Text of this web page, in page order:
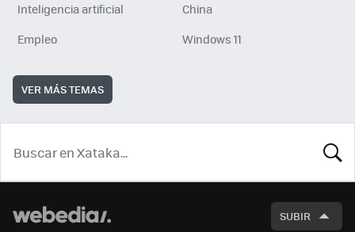
Inteligencia artificial
China
Empleo
Windows 11
VER MÁS TEMAS
SUBIR